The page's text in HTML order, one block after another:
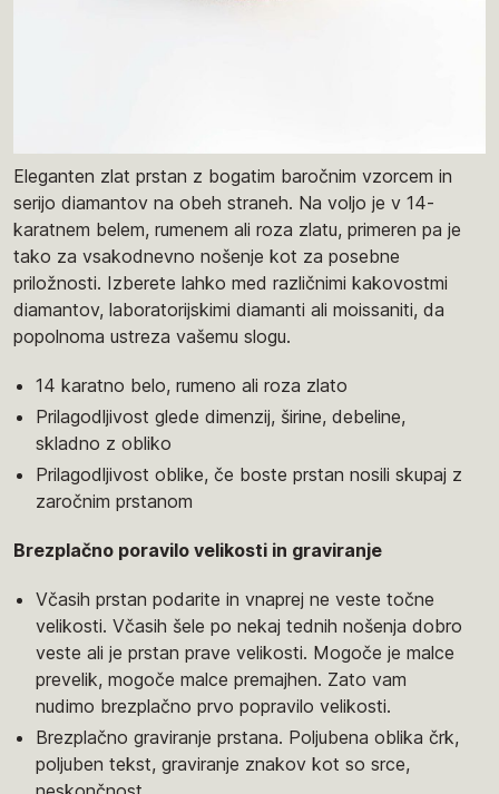
Eleganten zlat prstan z bogatim baročnim vzorcem in
serijo diamantov na obeh straneh. Na voljo je v 14-
karatnem belem, rumenem ali roza zlatu, primeren pa je
tako za vsakodnevno nošenje kot za posebne
priložnosti. Izberete lahko med različnimi kakovostmi
diamantov, laboratorijskimi diamanti ali moissaniti, da
popolnoma ustreza vašemu slogu.
14 karatno belo, rumeno ali roza zlato
Prilagodljivost glede dimenzij, širine, debeline,
skladno z obliko
Prilagodljivost oblike, če boste prstan nosili skupaj z
zaročnim prstanom
Brezplačno poravilo velikosti in graviranje
Včasih prstan podarite in vnaprej ne veste točne
velikosti. Včasih šele po nekaj tednih nošenja dobro
veste ali je prstan prave velikosti. Mogoče je malce
prevelik, mogoče malce premajhen. Zato vam
nudimo brezplačno prvo popravilo velikosti.
Brezplačno graviranje prstana. Poljubena oblika črk,
poljuben tekst, graviranje znakov kot so srce,